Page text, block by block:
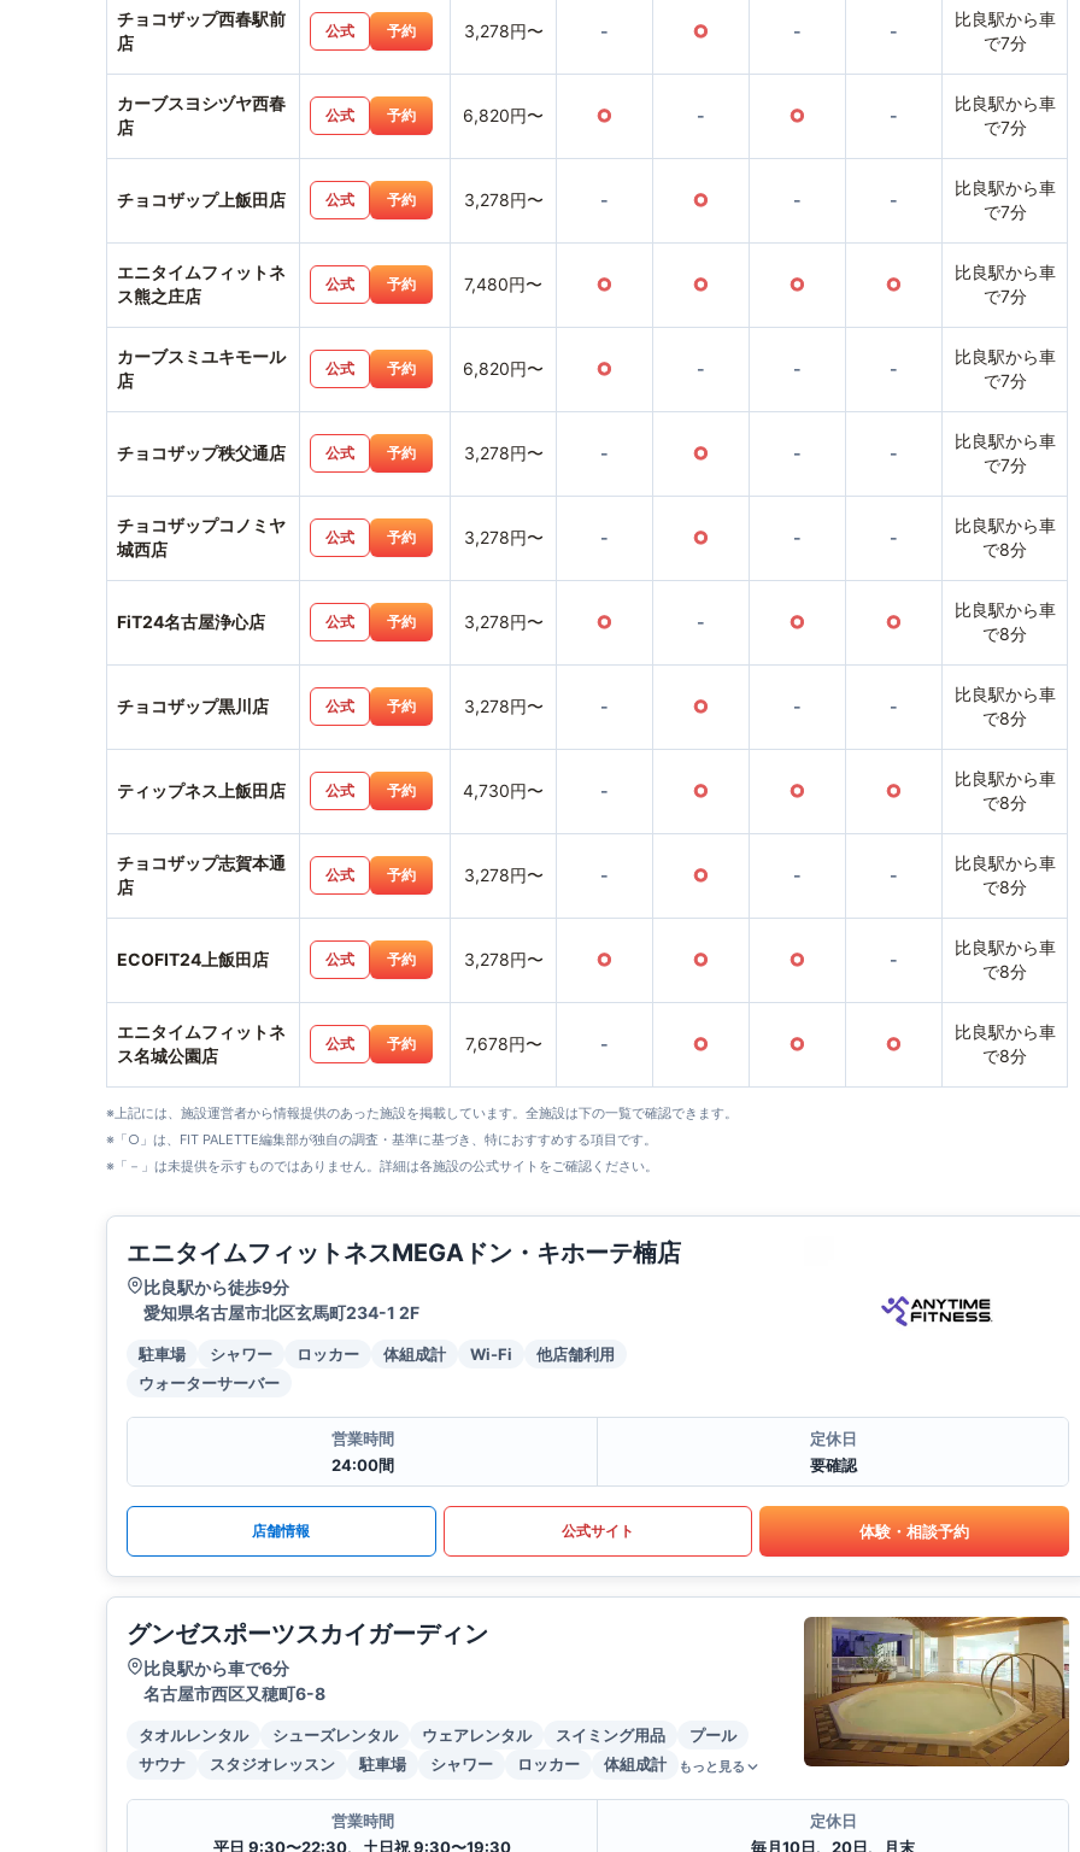
チョコザップ西春駅前
店
公式 予約 3,278円〜 - ○ - -
比良駅から車
で7分
カーブスヨシヅヤ西春
店
公式 予約 6,820円〜 ○ - ○ -
比良駅から車
で7分
チョコザップ上飯田店 公式 予約 3,278円〜 - ○ - -
比良駅から車
で7分
エニタイムフィットネ
ス熊之庄店
公式 予約 7,480円〜 ○ ○ ○ ○
比良駅から車
で7分
カーブスミユキモール
店
公式 予約 6,820円〜 ○ - - -
比良駅から車
で7分
チョコザップ秩父通店 公式 予約 3,278円〜 - ○ - -
比良駅から車
で7分
チョコザップコノミヤ
城西店
公式 予約 3,278円〜 - ○ - -
比良駅から車
で8分
FiT24名古屋浄心店 公式 予約 3,278円〜 ○ - ○ ○
比良駅から車
で8分
チョコザップ黒川店 公式 予約 3,278円〜 - ○ - -
比良駅から車
で8分
ティップネス上飯田店 公式 予約 4,730円〜 - ○ ○ ○
比良駅から車
で8分
チョコザップ志賀本通
店
公式 予約 3,278円〜 - ○ - -
比良駅から車
で8分
ECOFIT24上飯田店 公式 予約 3,278円〜 ○ ○ ○ -
比良駅から車
で8分
エニタイムフィットネ
ス名城公園店
公式 予約 7,678円〜 - ○ ○ ○
比良駅から車
で8分
※上記には、施設運営者から情報提供のあった施設を掲載しています。全施設は下の一覧で確認できます。
※「○」は、FIT PALETTE編集部が独自の調査・基準に基づき、特におすすめする項目です。
※「－」は未提供を示すものではありません。詳細は各施設の公式サイトをご確認ください。
エニタイムフィットネスMEGAドン・キホーテ楠店
比良駅から徒歩9分
愛知県名古屋市北区玄馬町234-1 2F
駐車場 シャワー ロッカー 体組成計 Wi-Fi
他店舗利用
ウォーターサーバー
営業時間
24:00間
定休日
要確認
店舗情報 公式サイト 体験・相談予約
グンゼスポーツスカイガーディン
比良駅から車で6分
名古屋市西区又穂町6-8
タオルレンタル シューズレンタル ウェアレンタル スイミング用品
プール
サウナ
スタジオレッスン 駐車場 シャワー ロッカー 体組成計 もっと見る
営業時間
平日 9:30〜22:30、土日祝 9:30〜19:30
定休日
毎月10日、20日、月末